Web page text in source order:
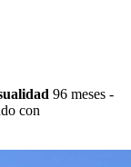
96 meses -
con